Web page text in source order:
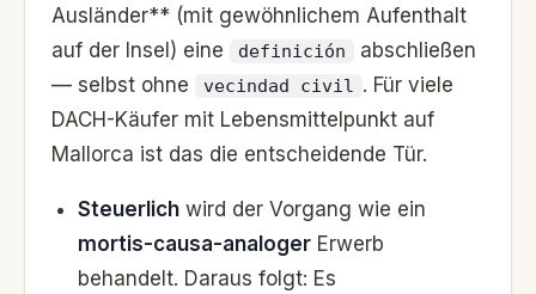
Ausländer** (mit gewöhnlichem Aufenthalt
auf der Insel) eine
definición
abschließen
— selbst ohne
vecindad civil . Für viele
DACH-Käufer mit Lebensmittelpunkt auf
Mallorca ist das die entscheidende Tür.
Steuerlich wird der Vorgang wie ein
mortis-causa-analoger Erwerb
behandelt. Daraus folgt: Es